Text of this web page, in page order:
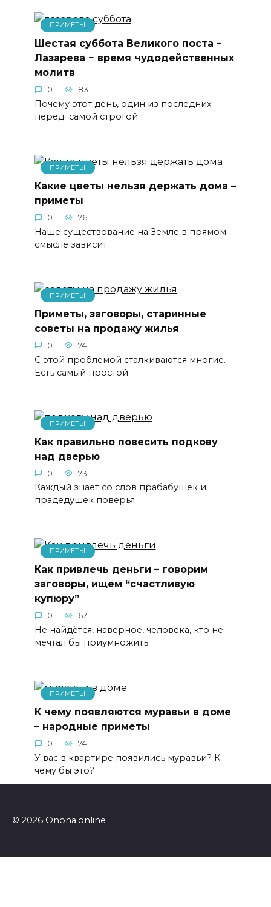
ПРИМЕТЫ
Шестая суббота Великого поста –
Лазарева − время чудодейственных
молитв
0 83
Почему этот день, один из последних
перед самой строгой
ПРИМЕТЫ
Какие цветы нельзя держать дома –
приметы
0 76
Наше существование на Земле в прямом
смысле зависит
ПРИМЕТЫ
Приметы, заговоры, старинные
советы на продажу жилья
0 74
С этой проблемой сталкиваются многие.
Есть самый простой
ПРИМЕТЫ
Как правильно повесить подкову
над дверью
0 73
Каждый знает со слов прабабушек и
прадедушек поверья
ПРИМЕТЫ
Как привлечь деньги – говорим
заговоры, ищем “счастливую
купюру”
0 67
Не найдётся, наверное, человека, кто не
мечтал бы приумножить
ПРИМЕТЫ
К чему появляются муравьи в доме
– народные приметы
0 74
У вас в квартире появились муравьи? К
чему бы это?
© 2026 Onona.online